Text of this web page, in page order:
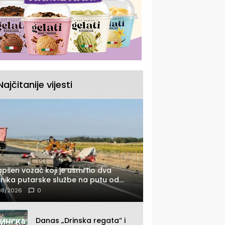
vijesti
vozač koji je usmrtio dva
putarske službe na putu od
prema Šapcu (FOTO)
2026 0
Danas „Drinska regata“ i